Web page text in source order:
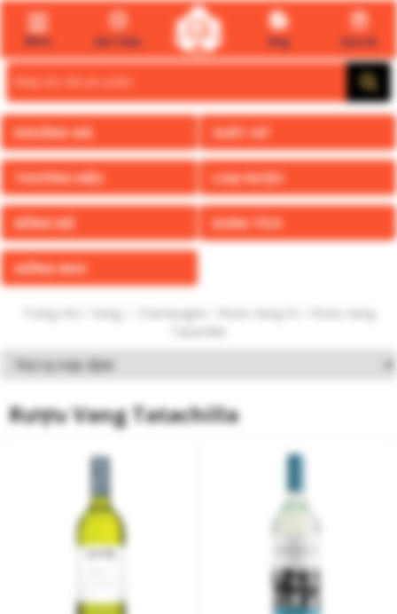
Menu Giới Thiệu Blog Quà tết
Search
for:
KHOẢNG GIÁ XUẤT XỨ
THƯƠNG HIỆU LOẠI RƯỢU
NỒNG ĐỘ DUNG TÍCH
GIỐNG NHO
Trang chủ Vang ✅ Champagne Rượu Vang Úc
/ Rượu Vang
Rượu Vang Tatachilla